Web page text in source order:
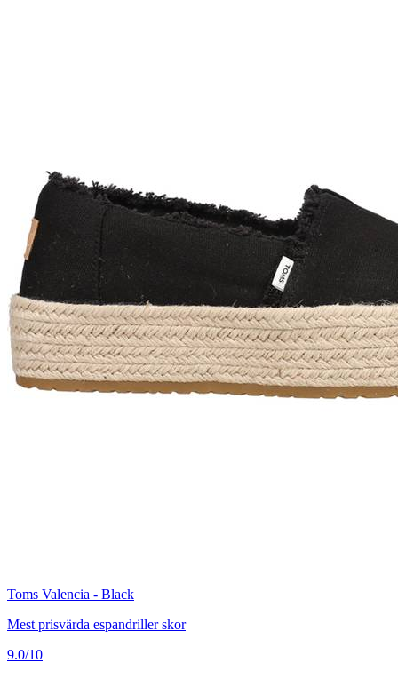
Toms Valencia - Black
Mest prisvärda espandriller skor
9.0/10